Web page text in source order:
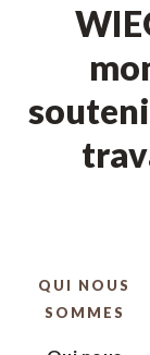
QUI NOUS
SOMMES